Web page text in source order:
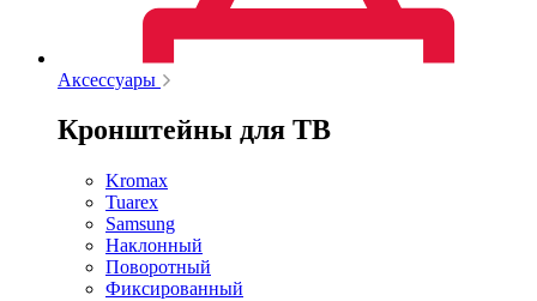
Аксессуары
Кронштейны для ТВ
Kromax
Tuarex
Samsung
Наклонный
Поворотный
Фиксированный